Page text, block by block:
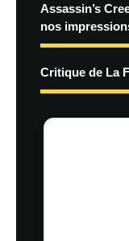
Assassin’s
nos
Critique de La